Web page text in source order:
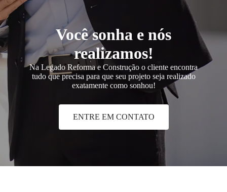
Você sonha e nós
realizamos!
Na Legado Reforma e Construção o cliente encontra
tudo que precisa para que seu projeto seja realizado
exatamente como sonhou!
ENTRE EM CONTATO